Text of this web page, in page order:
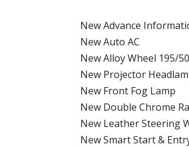
New Advance
New Auto AC
New Alloy Wheel 195/
New Projector
New Front Fog Lamp
New Double Chrome
New Leather Steering
New Smart Start &